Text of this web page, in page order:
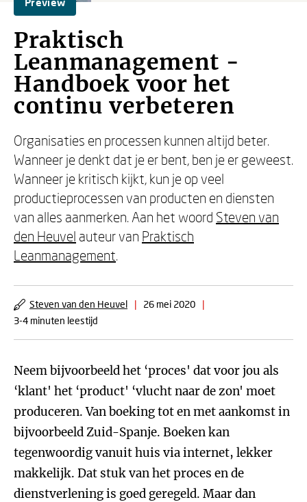
Praktisch
Leanmanagement -
Handboek voor het
continu verbeteren
Organisaties en processen kunnen altijd beter.
Wanneer je denkt dat je er bent, ben je er geweest.
Wanneer je kritisch kijkt, kun je op veel
productieprocessen van producten en diensten
van alles aanmerken. Aan het woord Steven van
den Heuvel auteur van Praktisch
Leanmanagement.
Steven van den Heuvel | 26 mei 2020
|
3-4 minuten leestijd
Neem bijvoorbeeld het ‘proces' dat voor jou als
‘klant' het ‘product' ‘vlucht naar de zon' moet
produceren. Van boeking tot en met aankomst in
bijvoorbeeld Zuid-Spanje. Boeken kan
tegenwoordig vanuit huis via internet, lekker
makkelijk. Dat stuk van het proces en de
dienstverlening is goed geregeld. Maar dan